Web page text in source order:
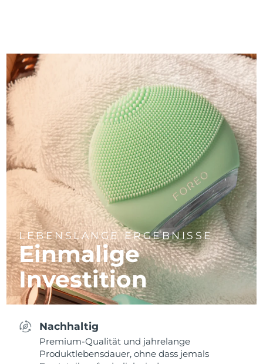
LEBENSLANGE ERGEBNISSE
Einmalige
Investition
Nachhaltig
Premium-Qualität und jahrelange
Produktlebensdauer, ohne dass jemals